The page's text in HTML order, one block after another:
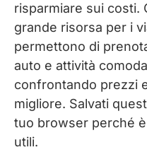
risparmiare sui costi.
grande risorsa per i
permettono di
auto e attività
confrontando prezzi
migliore. Salvati
tuo browser perché
utili.